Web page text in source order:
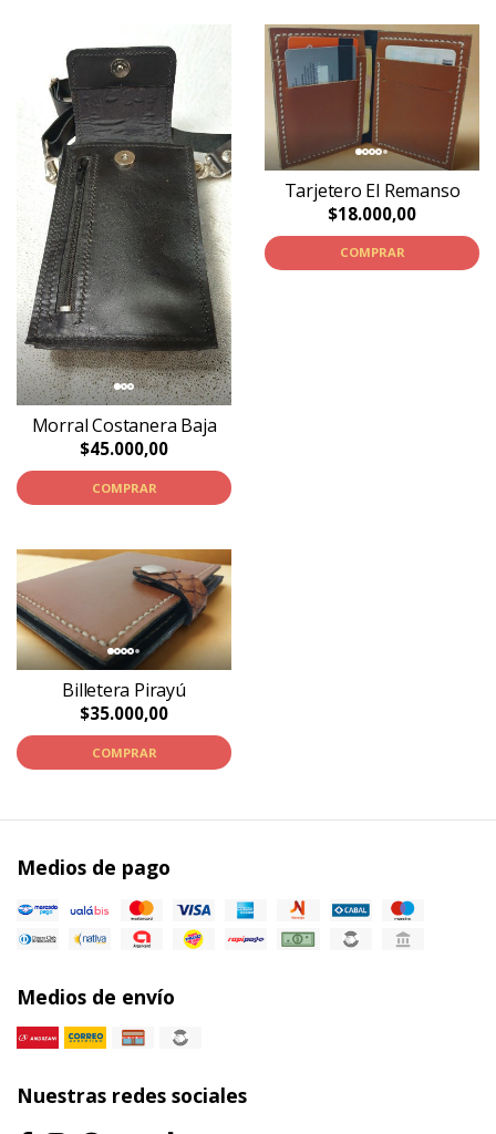
Morral Costanera Baja
$45.000,00
COMPRAR
Tarjetero El Remanso
$18.000,00
COMPRAR
Billetera Pirayú
$35.000,00
COMPRAR
Medios de pago
Medios de envío
Nuestras redes sociales